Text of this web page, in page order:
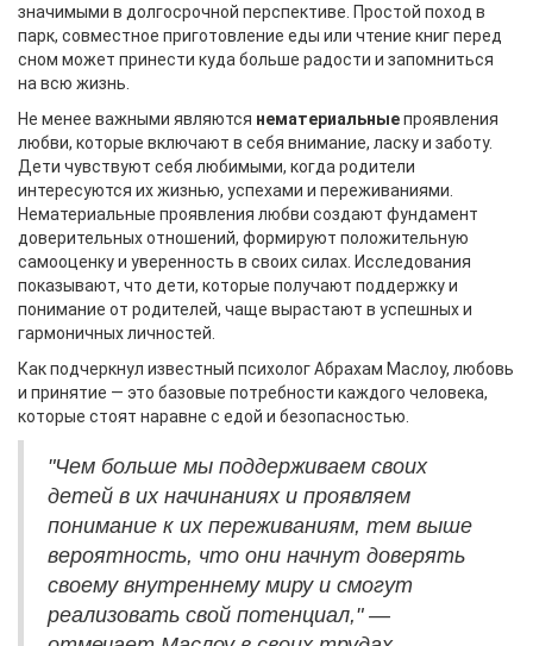
значимыми в долгосрочной перспективе. Простой поход в
парк, совместное приготовление еды или чтение книг перед
сном может принести куда больше радости и запомниться
на всю жизнь.
Не менее важными являются нематериальныепроявления
любви, которые включают в себя внимание, ласку и заботу.
Дети чувствуют себя любимыми, когда родители
интересуются их жизнью, успехами и переживаниями.
Нематериальные проявления любви создают фундамент
доверительных отношений, формируют положительную
самооценку и уверенность в своих силах. Исследования
показывают, что дети, которые получают поддержку и
понимание от родителей, чаще вырастают в успешных и
гармоничных личностей.
Как подчеркнул известный психолог Абрахам Маслоу, любовь
и принятие — это базовые потребности каждого человека,
которые стоят наравне с едой и безопасностью.
"Чем больше мы поддерживаем своих
детей в их начинаниях и проявляем
понимание к их переживаниям, тем выше
вероятность, что они начнут доверять
своему внутреннему миру и смогут
реализовать свой потенциал," —